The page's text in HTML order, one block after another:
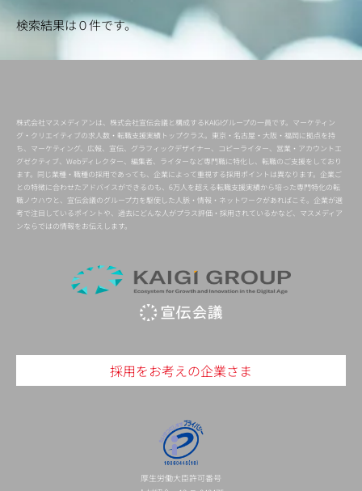
検索結果は０件です。
株式会社マスメディアンは、株式会社宣伝会議と構成するKAIGIグループの一員です。マーケティン
グ・クリエイティブの求人数・転職支援実績トップクラス。東京・名古屋・大阪・福岡に拠点を持
ち、マーケティング、広報、宣伝、グラフィックデザイナー、コピーライター、営業・アカウントエ
グゼクティブ、Webディレクター、編集者、ライターなど専門職に特化し、転職のご支援をしており
ます。同じ業種・職種の採用であっても、企業によって重視する採用ポイントは異なります。企業ご
との特徴に合わせたアドバイスができるのも、6万人を超える転職支援実績から培った専門特化の転
職ノウハウと、宣伝会議のグループ力を駆使した人脈・情報・ネットワークがあればこそ。企業が選
考で注目しているポイントや、過去にどんな人がプラス評価・採用されているかなど、マスメディア
ンならではの情報をお伝えします。
採用をお考えの企業さま
厚生労働大臣許可番号